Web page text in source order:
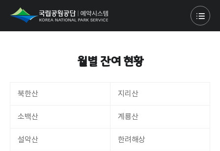
월별 잔여 현황
북한산 지리산
소백산 계룡산
설악산 한려해상